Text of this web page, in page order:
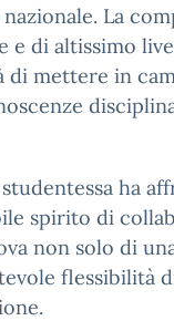
La
e di altissimo
di mettere in
ha
spirito di
non solo di
flessibilità